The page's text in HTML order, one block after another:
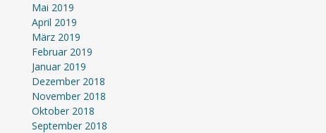
Mai 2019
April 2019
März 2019
Februar 2019
Januar 2019
Dezember 2018
November 2018
Oktober 2018
September 2018